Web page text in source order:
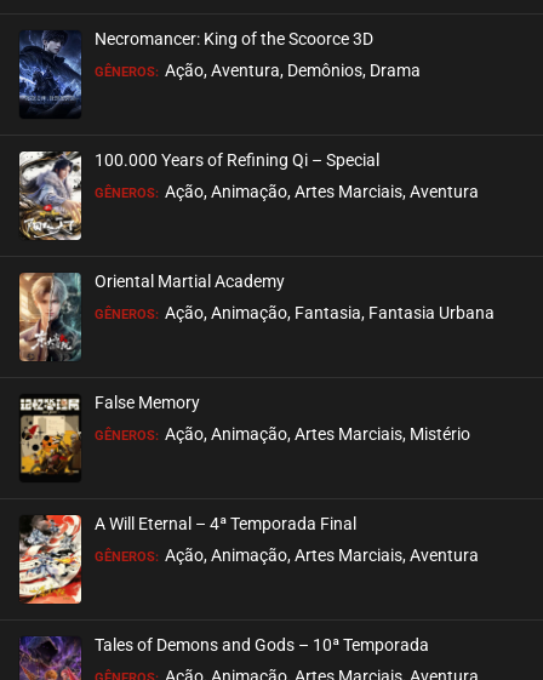
Necromancer: King of the Scoorce 3D
GÊNEROS: Ação, Aventura, Demônios, Drama
100.000 Years of Refining Qi – Special
GÊNEROS: Ação, Animação, Artes Marciais, Aventura
Oriental Martial Academy
GÊNEROS: Ação, Animação, Fantasia, Fantasia Urbana
False Memory
GÊNEROS: Ação, Animação, Artes Marciais, Mistério
A Will Eternal – 4ª Temporada Final
GÊNEROS: Ação, Animação, Artes Marciais, Aventura
Tales of Demons and Gods – 10ª Temporada